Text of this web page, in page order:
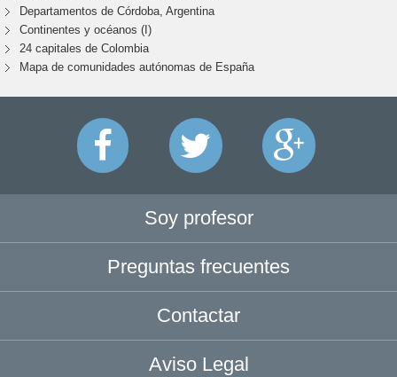
Departamentos de Córdoba, Argentina
Continentes y océanos (I)
24 capitales de Colombia
Mapa de comunidades autónomas de España
Soy profesor
Preguntas frecuentes
Contactar
Aviso Legal